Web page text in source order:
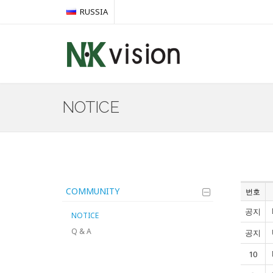
RUSSIA
NOTICE
번호
공지
공지
10
COMMUNITY
NOTICE
Q & A